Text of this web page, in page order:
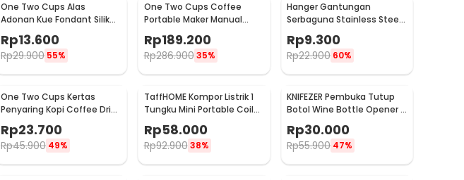
One Two Cups Alas
Adonan Kue Fondant Silikon
Baking Mat Anti Slip -
JJ3873
Rp13.600
Rp29.900 55%
One Two Cups Coffee
Portable Maker Manual
Hand Press Espresso 300ml
- T35066
Rp189.200
Rp286.900 35%
Hanger Gantungan
Serbaguna Stainless Steel
10 PCS - M127105
Rp9.300
Rp22.900 60%
One Two Cups Kertas
Penyaring Kopi Coffee Drip
Bag Paper Filter 50PCS -
T111
Rp23.700
Rp45.900 49%
TaffHOME Kompor Listrik 1
Tungku Mini Portable Coil
Hot Plate 500W - C1-1000-
03
Rp58.000
Rp92.900 38%
KNIFEZER Pembuka Tutup
Botol Wine Bottle Opener -
TYK-074B
Rp30.000
Rp55.900 47%